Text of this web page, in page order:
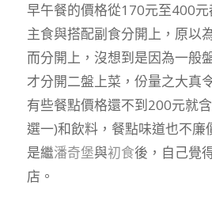
早午餐的價格從170元至400元
主食與搭配副食分開上，原以
而分開上，沒想到是因為一般
才分開二盤上菜，份量之大真
有些餐點價格還不到200元就
選一)和飲料，餐點味道也不廉
是繼潘奇堡與初食後，自己覺
店。